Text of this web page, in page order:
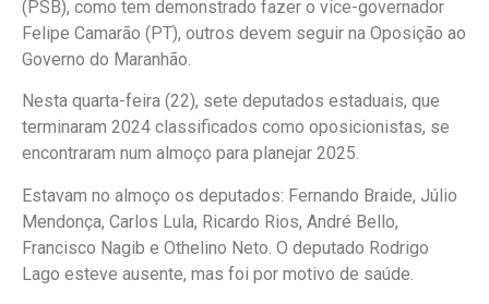
(PSB), como tem demonstrado fazer o vice-governador
Felipe Camarão (PT), outros devem seguir na Oposição ao
Governo do Maranhão.
Nesta quarta-feira (22), sete deputados estaduais, que
terminaram 2024 classificados como oposicionistas, se
encontraram num almoço para planejar 2025.
Estavam no almoço os deputados: Fernando Braide, Júlio
Mendonça, Carlos Lula, Ricardo Rios, André Bello,
Francisco Nagib e Othelino Neto. O deputado Rodrigo
Lago esteve ausente, mas foi por motivo de saúde.